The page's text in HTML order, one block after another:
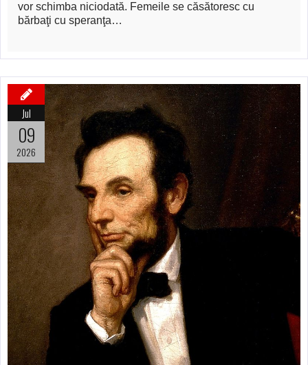
vor schimba niciodată. Femeile se căsătoresc cu
bărbaţi cu speranţa…
Jul
09
2026